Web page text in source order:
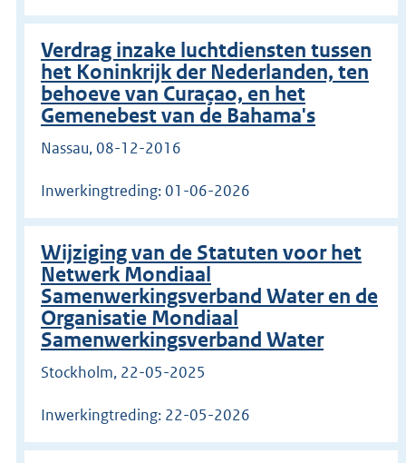
Verdrag inzake luchtdiensten tussen
het Koninkrijk der Nederlanden, ten
behoeve van Curaçao, en het
Gemenebest van de Bahama's
Nassau, 08-12-2016
Inwerkingtreding: 01-06-2026
Wijziging van de Statuten voor het
Netwerk Mondiaal
Samenwerkingsverband Water en de
Organisatie Mondiaal
Samenwerkingsverband Water
Stockholm, 22-05-2025
Inwerkingtreding: 22-05-2026